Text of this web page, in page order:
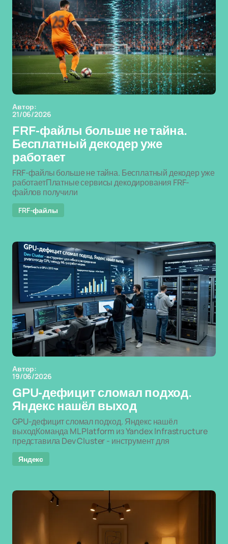
Автор:
21/06/2026
FRF-файлы больше не тайна.
Бесплатный декодер уже
работает
FRF-файлы больше не тайна. Бесплатный декодер уже
работаетПлатные сервисы декодирования FRF-
файлов получили
FRF-файлы
Автор:
19/06/2026
GPU-дефицит сломал подход.
Яндекс нашёл выход
GPU-дефицит сломал подход. Яндекс нашёл
выходКоманда ML Platform из Yandex Infrastructure
представила Dev Cluster - инструмент для
Яндекс